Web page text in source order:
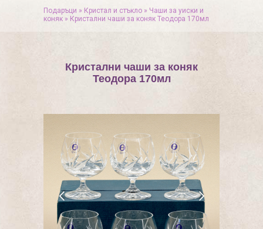
Подаръци » Кристал и стъкло » Чаши за уиски и
коняк » Кристални чаши за коняк Теодора 170мл
Кристални чаши за коняк
Теодора 170мл